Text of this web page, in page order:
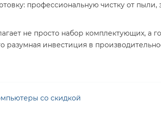
профессиональную чистку от
не просто набор комплектующих, а
разумная инвестиция в
со скидкой